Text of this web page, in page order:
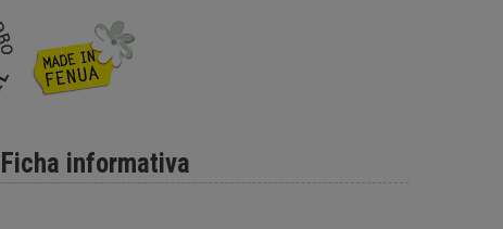
Ficha informativa